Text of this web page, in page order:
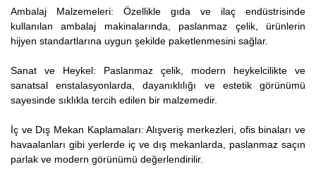
Ambalaj Malzemeleri: Özellikle gıda ve ilaç endüstrisinde
kullanılan ambalaj makinalarında, paslanmaz çelik, ürünlerin
hijyen standartlarına uygun şekilde paketlenmesini sağlar.
Sanat ve Heykel: Paslanmaz çelik, modern heykelcilikte ve
sanatsal enstalasyonlarda, dayanıklılığı ve estetik görünümü
sayesinde sıklıkla tercih edilen bir malzemedir.
İç ve Dış Mekan Kaplamaları: Alışveriş merkezleri, ofis binaları ve
havaalanları gibi yerlerde iç ve dış mekanlarda, paslanmaz saçın
parlak ve modern görünümü değerlendirilir.